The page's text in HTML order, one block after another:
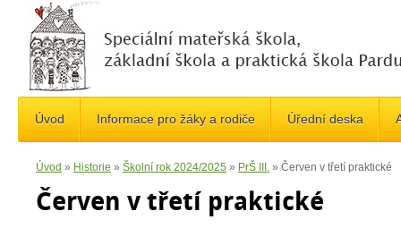
Úvod Informace pro žáky a rodiče Úřední deska
Úvod » Historie » Školní rok 2024/2025 » PrŠ III. » Červen v třetí praktické
Červen v třetí praktické